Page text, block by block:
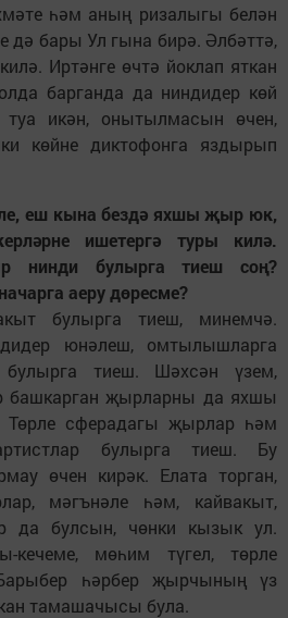
һәм аның ризалыгы белән
дә бары Ул гына бирә. Әлбәттә,
Иртәнге өчтә йоклап яткан
барганда да ниндидер көй
икән, онытылмасын өчен,
көйне диктофонга яздырып
еш кына бездә яхшы җыр юк,
ишетергә туры килә.
нинди булырга тиеш соң?
аеру дөресме?
булырга тиеш, минемчә.
юнәлеш, омтылышларга
булырга тиеш. Шәхсән үзем,
башкарган җырларны да яхшы
Төрле сферадагы җырлар һәм
булырга тиеш. Бу
өчен кирәк. Елата торган,
мәгънәле һәм, кайвакыт,
да булсын, чөнки кызык ул.
кечеме, мөһим түгел, төрле
һәрбер җырчының үз
тамашачысы була.